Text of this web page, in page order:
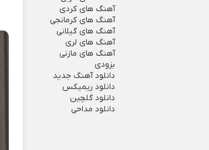
آهنگ های کردی
آهنگ های کرمانجی
آهنگ های گیلانی
آهنگ های لری
آهنگ های مازنی
بزودی
دانلود آهنگ جدید
دانلود ریمیکس
دانلود گلچین
دانلود مداحی